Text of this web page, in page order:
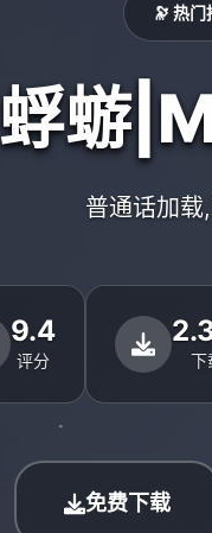
🔭 热门
蜉蝣
普通话加载
9.4
评分 下
免费下载